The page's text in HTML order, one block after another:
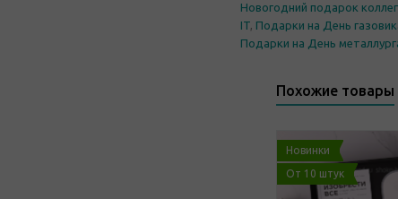
Новогодний подарок
IT, Подарки на День
Подарки на День
Похожие товары
Новинки
От 10 штук